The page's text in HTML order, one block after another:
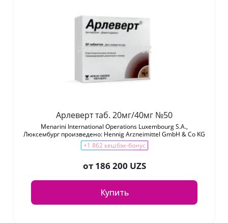
Арлеверт таб. 20мг/40мг №50
Menarini International Operations Luxembourg S.A.,
Люксембург произведено: Hennig Arzneimittel GmbH & Co KG
+1 862 кешбэк-бонус
от 186 200 UZS
Купить